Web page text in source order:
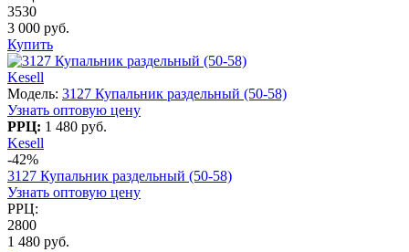
3530
3 000 руб.
Купить
Kesell
Модель: 3127 Купальник раздельный (50-58)
Узнать оптовую цену
РРЦ: 1 480 руб.
Kesell
-42%
3127 Купальник раздельный (50-58)
Узнать оптовую цену
РРЦ:
2800
1 480 руб.